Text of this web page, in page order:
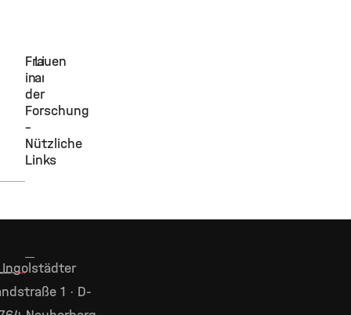
Frauen
in
der
Forschung
–
Nützliche
Links
Links
anschauen
Ingolstädter
1 · D-